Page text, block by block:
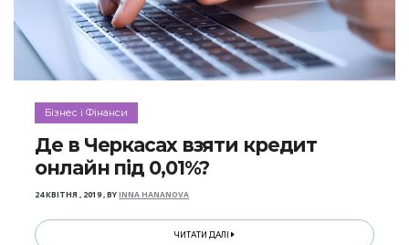
Бізнес і Фінанси
Де в Черкасах взяти кредит
онлайн під 0,01%?
24 КВІТНЯ , 2019,BYINNA HANANOVA
ЧИТАТИ ДАЛІ